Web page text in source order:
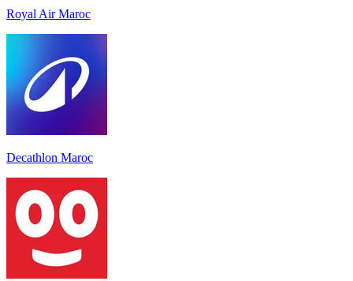
Royal Air Maroc
Decathlon Maroc